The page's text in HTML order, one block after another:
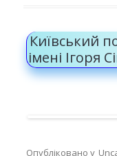
Київський
імені Ігоря
Опубліковано у